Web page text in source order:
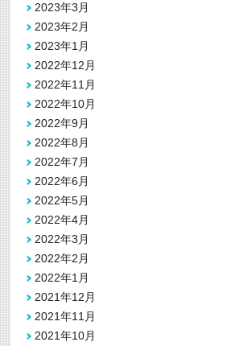
2023年3月
2023年2月
2023年1月
2022年12月
2022年11月
2022年10月
2022年9月
2022年8月
2022年7月
2022年6月
2022年5月
2022年4月
2022年3月
2022年2月
2022年1月
2021年12月
2021年11月
2021年10月